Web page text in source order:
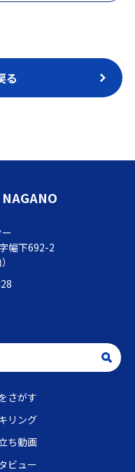
る
幅下692-2
さがす
リング
ち動画
ビュー